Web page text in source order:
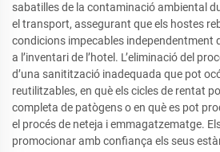
sabatilles de la contaminació ambiental
el transport, assegurant que els hostes
condicions impecables independentment
a l’inventari de l’hotel. L’eliminació del
d’una sanitització inadequada que pot
reutilitzables, en què els cicles de rentat
completa de patògens o en què es pot
el procés de neteja i emmagatzematge.
promocionar amb confiança els seus